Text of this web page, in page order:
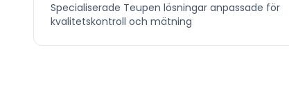
Specialiserade Teupen lösningar anpassade för
kvalitetskontroll och mätning